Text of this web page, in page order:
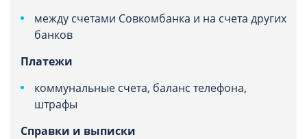
между счетами Совкомбанка и на счета других
банков
Платежи
коммунальные счета, баланс телефона,
штрафы
Справки и выписки